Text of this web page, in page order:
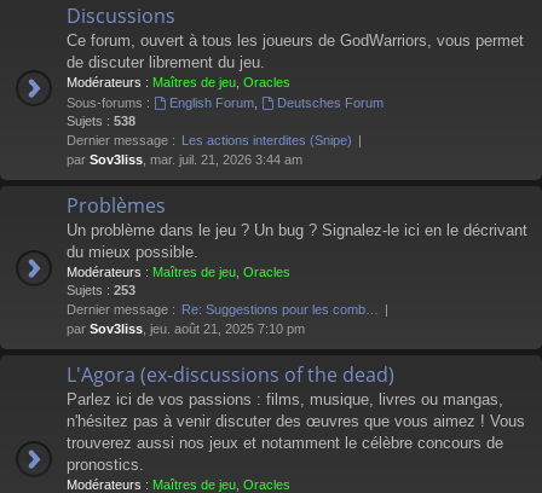
Discussions
Ce forum, ouvert à tous les joueurs de GodWarriors, vous permet
de discuter librement du jeu.
Modérateurs : Maîtres de jeu Oracles
Sous-forums :
English Forum,
Deutsches Forum
Sujets : 538
Dernier message : Les actions interdites (Snipe)
par Sov3liss , mar. juil. 21, 2026 3:44 am
Problèmes
Un problème dans le jeu ? Un bug ? Signalez-le ici en le décrivant
du mieux possible.
Modérateurs : Maîtres de jeu Oracles
Sujets : 253
Dernier message : Re: Suggestions pour les comb…
par Sov3liss , jeu. août 21, 2025 7:10 pm
L'Agora (ex-discussions of the dead)
Parlez ici de vos passions : films, musique, livres ou mangas,
n'hésitez pas à venir discuter des œuvres que vous aimez ! Vous
trouverez aussi nos jeux et notamment le célèbre concours de
pronostics.
Modérateurs : Maîtres de jeu Oracles